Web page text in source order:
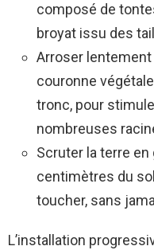
composé de
broyat issu des
Arroser
couronne
tronc, pour
nombreuses
Scruter la terre
centimètres du
toucher, sans
L’installation